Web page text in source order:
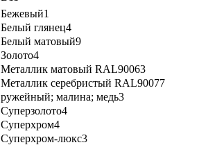
Бежевый1
Белый глянец4
Белый матовый9
Золото4
Металлик матовый RAL90063
Металлик серебристый RAL90077
ружейный; малина; медь3
Суперзолото4
Суперхром4
Суперхром-люкс3